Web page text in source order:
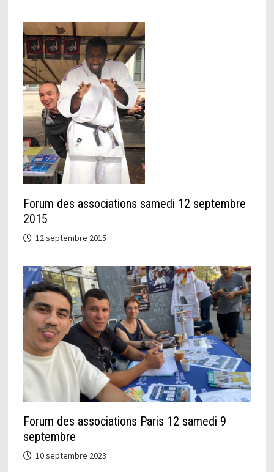
Forum des associations samedi 12 septembre
2015
12 septembre 2015
Forum des associations Paris 12 samedi 9
septembre
10 septembre 2023